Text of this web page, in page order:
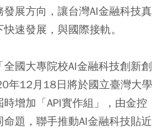
展方向，讓台灣AI金融科技真
速發展，與國際接軌。
國大專院校AI金融科技創新創
年12月18日將於國立臺灣大學
增加「API實作組」，由金控
題，聯手推動AI金融科技貼近